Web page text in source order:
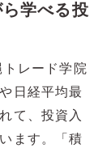
学べる投
レード学院
日経平均最
て、投資入
ます。「積